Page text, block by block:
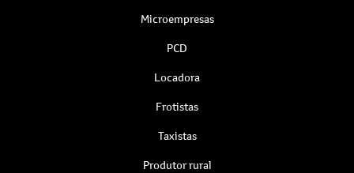
Microempresas
PCD
Locadora
Frotistas
Taxistas
Produtor rural